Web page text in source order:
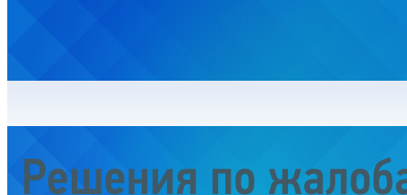
Решения по